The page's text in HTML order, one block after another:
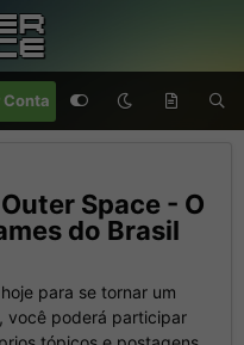
Conta
Space - O
do Brasil
para se tornar um
você poderá participar